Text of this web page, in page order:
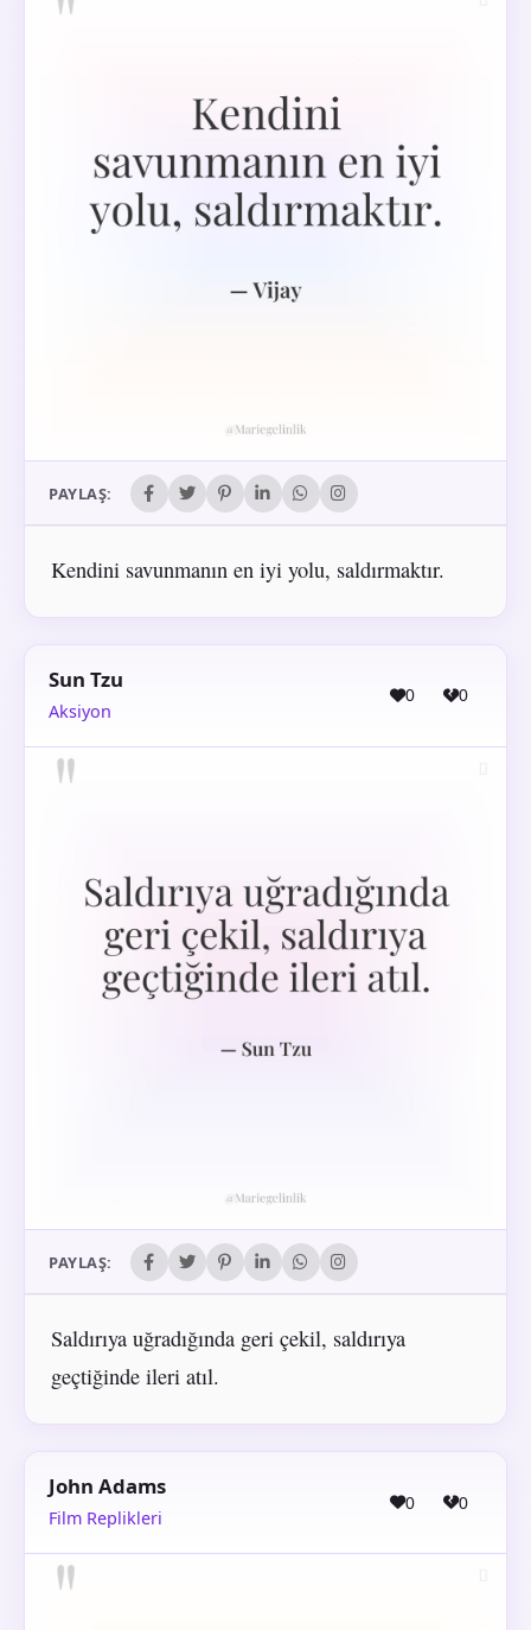
PAYLAŞ:
Kendini savunmanın en iyi yolu, saldırmaktır.
Sun Tzu
Aksiyon
0 0
PAYLAŞ:
Saldırıya uğradığında geri çekil, saldırıya
geçtiğinde ileri atıl.
John Adams
Film Replikleri
0 0